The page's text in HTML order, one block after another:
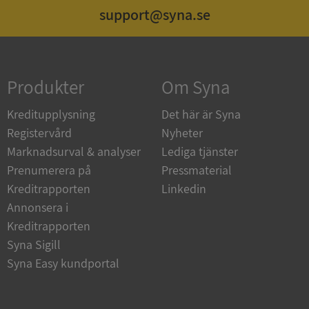
support@syna.se
Produkter
Kreditupplysning
Registervård
Marknadsurval & analyser
Prenumerera på
Kreditrapporten
Annonsera i
Kreditrapporten
Syna Sigill
Syna Easy kundportal
Om Syna
Det här är Syna
Nyheter
Lediga tjänster
Pressmaterial
Linkedin
Strikt nödvändiga kakor tillåter
kärnwebbplatsfunktioner som användarinloggning
och kontohantering. Webbplatsen kan inte
användas ordentligt utan strikt nödvändiga cookies.
Namn
Leverantör
Domän
Microsoft
Corporation